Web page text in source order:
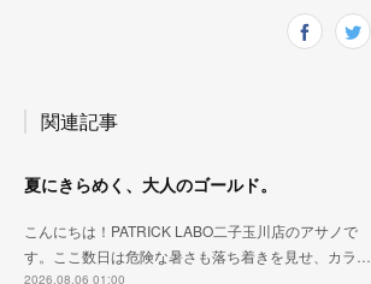
関連記事
夏にきらめく、大人のゴールド。
こんにちは！PATRICK LABO二子玉川店のアサノで
す。ここ数日は危険な暑さも落ち着きを見せ、カラ…
2026.08.06 01:00